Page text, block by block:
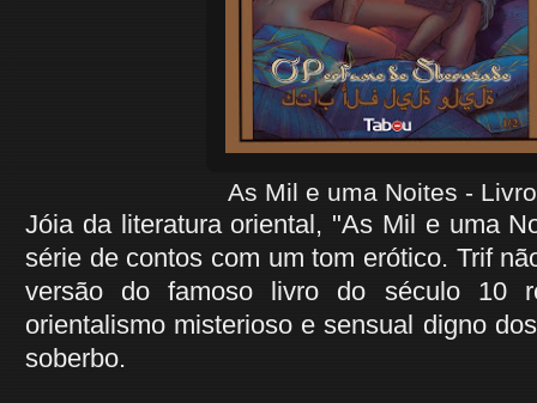
As Mil e uma Noites -
Jóia da literatura oriental, "As Mil e uma
série de contos com um tom erótico. Trif
versão do famoso livro do século 10
orientalismo misterioso e sensual digno
soberbo.